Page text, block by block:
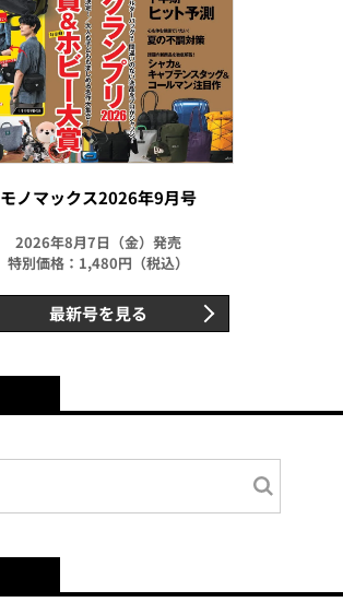
モノマックス2026年9月号
2026年8月7日（金）発売
特別価格：1,480円（税込）
最新号を見る